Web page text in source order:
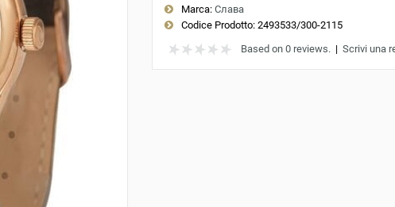
Marca: Слава
Codice Prodotto:2493533/300-2115
Based on 0 reviews.| Scrivi una